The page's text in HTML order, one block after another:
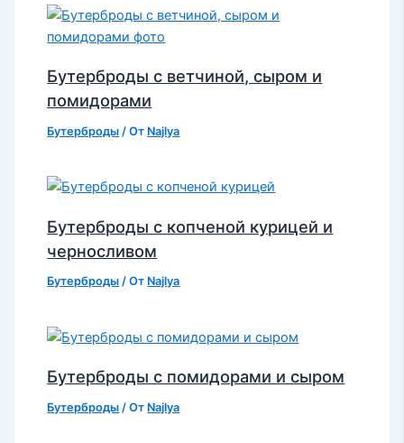
Бутерброды с ветчиной, сыром и
помидорами
Бутерброды / От Najlya
Бутерброды с копченой курицей и
черносливом
Бутерброды / От Najlya
Бутерброды с помидорами и сыром
Бутерброды / От Najlya